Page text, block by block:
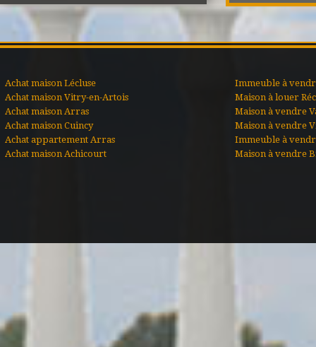
Achat maison Lécluse
Achat maison Vitry-en-Artois
Achat maison Arras
Achat maison Cuincy
Achat appartement Arras
Achat maison Achicourt
Immeuble à
Maison à louer
Maison à vendre
Maison à vendre
Immeuble à
Maison à vendre